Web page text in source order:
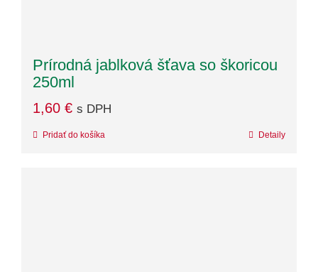
Prírodná jablková šťava so škoricou
250ml
1,60 € s DPH
Pridať do košíka Detaily